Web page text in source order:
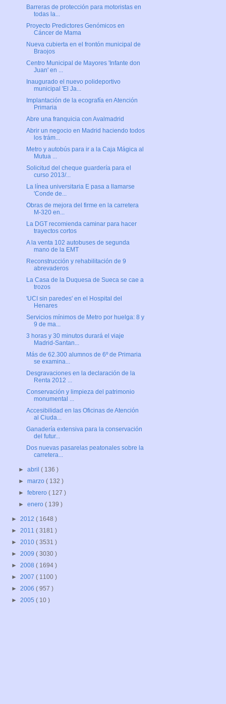
Barreras de protección para motoristas en
todas la...
Proyecto Predictores Genómicos en
Cáncer de Mama
Nueva cubierta en el frontón municipal de
Braojos
Centro Municipal de Mayores 'Infante don
Juan' en ...
Inaugurado el nuevo polideportivo
municipal 'El Ja...
Implantación de la ecografía en Atención
Primaria
Abre una franquicia con Avalmadrid
Abrir un negocio en Madrid haciendo todos
los trám...
Metro y autobús para ir a la Caja Mágica al
Mutua ...
Solicitud del cheque guardería para el
curso 2013/...
La línea universitaria E pasa a llamarse
'Conde de...
Obras de mejora del firme en la carretera
M-320 en...
La DGT recomienda caminar para hacer
trayectos cortos
A la venta 102 autobuses de segunda
mano de la EMT
Reconstrucción y rehabilitación de 9
abrevaderos
La Casa de la Duquesa de Sueca se cae a
trozos
'UCI sin paredes' en el Hospital del
Henares
Servicios mínimos de Metro por huelga: 8 y
9 de ma...
3 horas y 30 minutos durará el viaje
Madrid-Santan...
Más de 62.300 alumnos de 6º de Primaria
se examina...
Desgravaciones en la declaración de la
Renta 2012 ...
Conservación y limpieza del patrimonio
monumental ...
Accesibilidad en las Oficinas de Atención
al Ciuda...
Ganadería extensiva para la conservación
del futur...
Dos nuevas pasarelas peatonales sobre la
carretera...
►abril( 136 )
►marzo( 132 )
►febrero( 127 )
►enero( 139 )
► 2012 ( 1648 )
► 2011 ( 3181 )
► 2010 ( 3531 )
► 2009 ( 3030 )
► 2008 ( 1694 )
► 2007 ( 1100 )
► 2006 ( 957 )
► 2005 ( 10 )